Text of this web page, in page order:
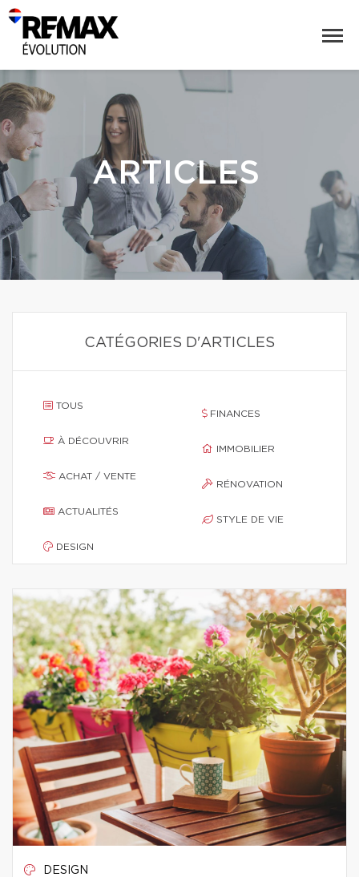
ARTICLES
CATÉGORIES D'ARTICLES
TOUS
À DÉCOUVRIR
ACHAT / VENTE
ACTUALITÉS
DESIGN
FINANCES
IMMOBILIER
RÉNOVATION
STYLE DE VIE
DESIGN